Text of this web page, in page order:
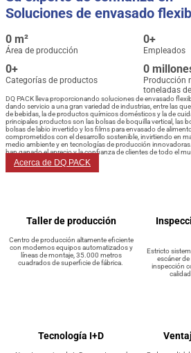
Soluciones de envasado
0 m²
Área de producción
0+
Empleados
0+
Categorías de productos
0
Producción
toneladas
DQ PACK lleva proporcionando soluciones de envasado
dando servicio a una gran variedad de industrias, entre las
de bebidas, la de productos químicos domésticos y la de
principales productos son las bolsas de boquilla vertical, las
bolsas de labio invertido y los films para envasado de
comprometidos con el desarrollo sostenible, invirtiendo en
medio ambiente y en tecnologías de producción
han ganado el aprecio y la confianza de clientes de todo el
Acerca de DQ PACK
Taller de producción
Centro de producción altamente eficiente
con modernos equipos automatizados y
líneas de montaje, 35.000 metros
cuadrados de superficie de fábrica.
Estricto
escáner
inspección
Tecnología I+D